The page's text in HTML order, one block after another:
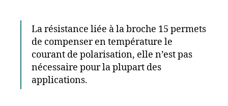
La résistance liée à la broche 15 permets
de compenser en température le
courant de polarisation, elle n’est pas
nécessaire pour la plupart des
applications.